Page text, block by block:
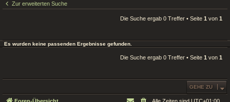
Zur erweiterten Suche
Die Suche ergab 0 Treffer • Seite 1 von 1
Es wurden keine passenden Ergebnisse gefunden.
Die Suche ergab 0 Treffer • Seite 1 von 1
GEHE ZU